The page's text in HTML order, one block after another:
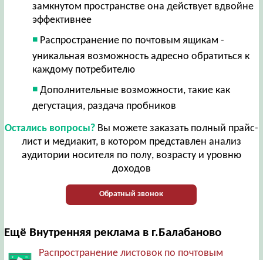
замкнутом пространстве она действует вдвойне
эффективнее
Распространение по почтовым ящикам -
уникальная возможность адресно обратиться к
каждому потребителю
Дополнительные возможности, такие как
дегустация, раздача пробников
Остались вопросы?Вы можете заказать полный прайс-
лист и медиакит, в котором представлен анализ
аудитории носителя по полу, возрасту и уровню
доходов
Обратный звонок
Ещё Внутренняя реклама в г.Балабаново
Распространение листовок по почтовым